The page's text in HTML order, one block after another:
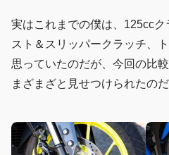
実はこれまでの僕は、125cc
スト＆スリッパークラッチ、
思っていたのだが、今回の比
まざまざと見せつけられたのだ